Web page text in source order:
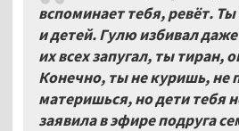
вспоминает тебя, ревёт.
и детей. Гулю избивал
их всех запугал, ты тиран,
Конечно, ты не куришь, не
материшься, но дети тебя
заявила в эфире подруга